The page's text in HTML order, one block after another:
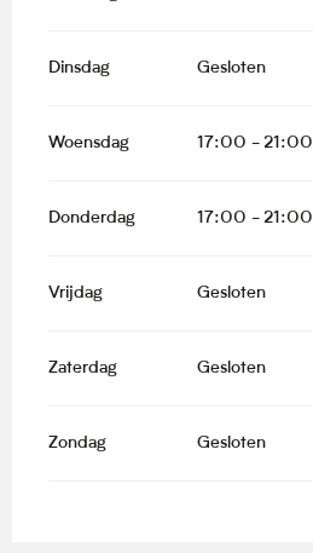
Dinsdag Gesloten
Woensdag 17:00 - 21:00
Donderdag 17:00 - 21:00
Vrijdag Gesloten
Zaterdag Gesloten
Zondag Gesloten